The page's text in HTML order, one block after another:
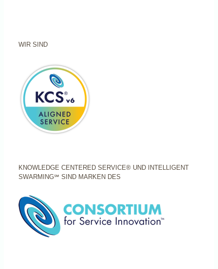
WIR SIND
KNOWLEDGE CENTERED SERVICE® UND INTELLIGENT
SWARMING℠ SIND MARKEN DES